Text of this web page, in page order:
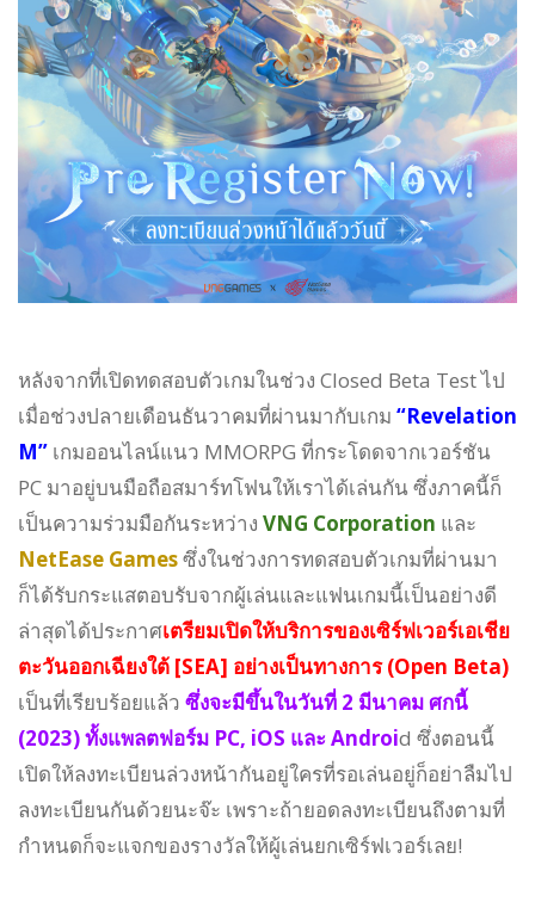
หลังจากที่เปิดทดสอบตัวเกมในช่วง Closed Beta Test ไป
เมื่อช่วงปลายเดือนธันวาคมที่ผ่านมากับเกม “Revelation
M” เกมออนไลน์แนว MMORPG ที่กระโดดจากเวอร์ชัน
PC มาอยู่บนมือถือสมาร์ทโฟนให้เราได้เล่นกัน ซึ่งภาคนี้ก็
เป็นความร่วมมือกันระหว่าง VNG Corporation และ
NetEase Gamesซึ่งในช่วงการทดสอบตัวเกมที่ผ่านมา
ก็ได้รับกระแสตอบรับจากผู้เล่นและแฟนเกมนี้เป็นอย่างดี
ล่าสุดได้ประกาศเตรียมเปิดให้บริการของเซิร์ฟเวอร์เอเชีย
ตะวันออกเฉียงใต้ [SEA] อย่างเป็นทางการ (Open Beta)
เป็นที่เรียบร้อยแล้ว ซึ่งจะมีขึ้นในวันที่ 2 มีนาคม ศกนี้
(2023) ทั้งแพลตฟอร์ม PC, iOS และ Android ซึ่งตอนนี้
เปิดให้ลงทะเบียนล่วงหน้ากันอยู่ใครที่รอเล่นอยู่ก็อย่าลืมไป
ลงทะเบียนกันด้วยนะจ๊ะ เพราะถ้ายอดลงทะเบียนถึงตามที่
กำหนดก็จะแจกของรางวัลให้ผู้เล่นยกเซิร์ฟเวอร์เลย!